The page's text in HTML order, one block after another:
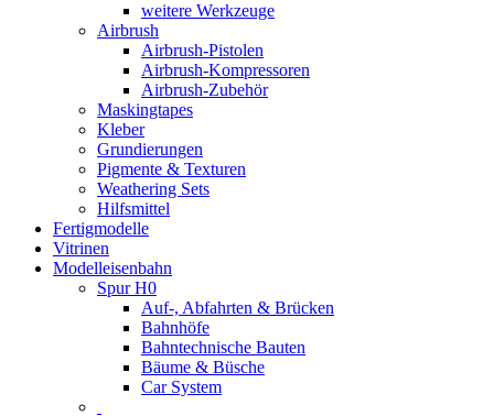
weitere Werkzeuge
Airbrush
Airbrush-Pistolen
Airbrush-Kompressoren
Airbrush-Zubehör
Maskingtapes
Kleber
Grundierungen
Pigmente & Texturen
Weathering Sets
Hilfsmittel
Fertigmodelle
Vitrinen
Modelleisenbahn
Spur H0
Auf-, Abfahrten & Brücken
Bahnhöfe
Bahntechnische Bauten
Bäume & Büsche
Car System